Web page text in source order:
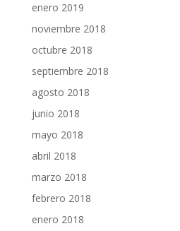
enero 2019
noviembre 2018
octubre 2018
septiembre 2018
agosto 2018
junio 2018
mayo 2018
abril 2018
marzo 2018
febrero 2018
enero 2018